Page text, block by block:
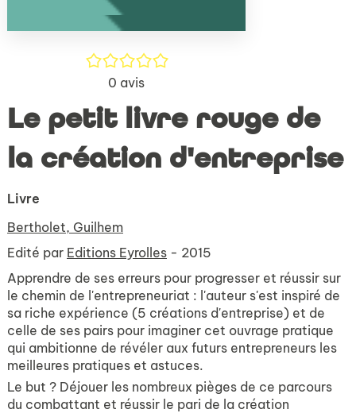
/5
0 avis
Le petit livre rouge de
la création d'entreprise
Livre
Bertholet, Guilhem
Edité par Editions Eyrolles - 2015
Apprendre de ses erreurs pour progresser et réussir sur
le chemin de l'entrepreneuriat : l'auteur s'est inspiré de
sa riche expérience (5 créations d'entreprise) et de
celle de ses pairs pour imaginer cet ouvrage pratique
qui ambitionne de révéler aux futurs entrepreneurs les
meilleures pratiques et astuces.
Le but ? Déjouer les nombreux pièges de ce parcours
du combattant et réussir le pari de la création